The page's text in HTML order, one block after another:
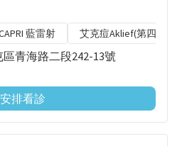
藍雷射 艾克痘Aklief(第四代A
青海路二段242-13號
安排看診